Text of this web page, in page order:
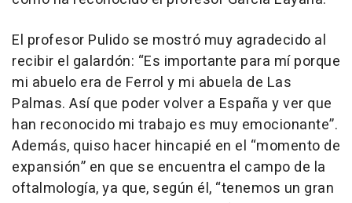
El profesor Pulido se mostró muy agradecido al
recibir el galardón: “Es importante para mí porque
mi abuelo era de Ferrol y mi abuela de Las
Palmas. Así que poder volver a España y ver que
han reconocido mi trabajo es muy emocionante”.
Además, quiso hacer hincapié en el “momento de
expansión” en que se encuentra el campo de la
oftalmología, ya que, según él, “tenemos un gran